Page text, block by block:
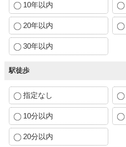
10年以内
20年以内
30年以内
駅徒歩
指定なし
10分以内
20分以内